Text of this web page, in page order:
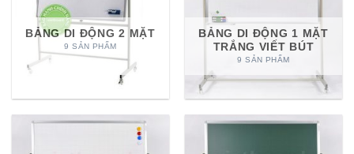
BẢNG DI ĐỘNG 2 MẶT
9 SẢN PHẨM
BẢNG DI ĐỘNG 1 MẶT
TRẮNG VIẾT BÚT
9 SẢN PHẨM